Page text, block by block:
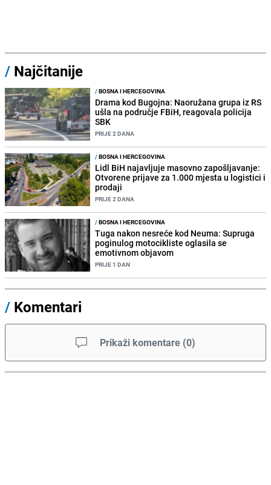
/ Najčitanije
/BOSNA I HERCEGOVINA
Drama kod Bugojna: Naoružana grupa iz RS
ušla na područje FBiH, reagovala policija
SBK
PRIJE 2 DANA
/BOSNA I HERCEGOVINA
Lidl BiH najavljuje masovno zapošljavanje:
Otvorene prijave za 1.000 mjesta u logistici i
prodaji
PRIJE 2 DANA
/BOSNA I HERCEGOVINA
Tuga nakon nesreće kod Neuma: Supruga
poginulog motocikliste oglasila se
emotivnom objavom
PRIJE 1 DAN
/ Komentari
Prikaži komentare (0)